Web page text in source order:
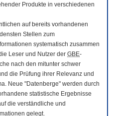
Produkte in verschiedenen
auf bereits vorhandenen
Stellen zum
systematisch zusammen
Leser und Nutzer der GBE-
nach den mitunter schwer
die Prüfung ihrer Relevanz und
Neue "Datenberge" werden durch
statistische Ergebnisse
die verständliche und
gelegt.